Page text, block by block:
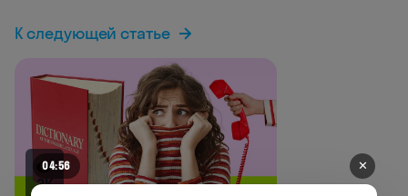
К следующей статье
3K
04:56 ✕